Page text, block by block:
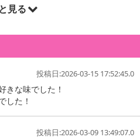
見る
投稿日:2026-03-15 17:52:45.0
きな味でした！
した！
投稿日:2026-03-09 13:49:07.0